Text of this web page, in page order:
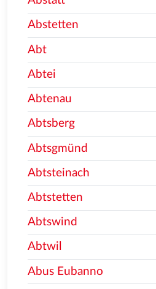
Abstetten
Abt
Abtei
Abtenau
Abtsberg
Abtsgmünd
Abtsteinach
Abtstetten
Abtswind
Abtwil
Abus Eubanno